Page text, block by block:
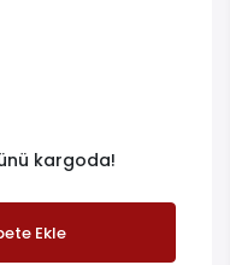
kargoda!
Ekle